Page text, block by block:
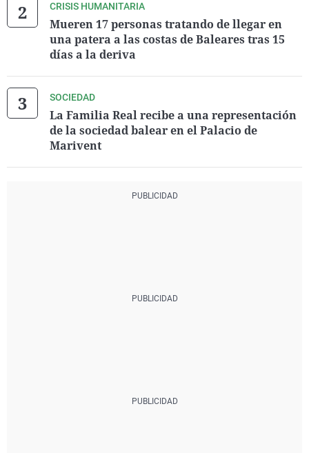
CRISIS HUMANITARIA
Mueren 17 personas tratando de llegar en
una patera a las costas de Baleares tras 15
días a la deriva
SOCIEDAD
La Familia Real recibe a una representación
de la sociedad balear en el Palacio de
Marivent